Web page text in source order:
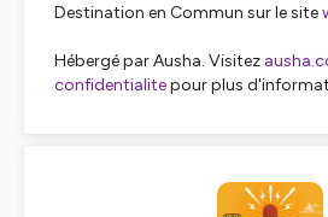
Destination en Commun sur le site
Hébergé par Ausha. Visitez
confidentialitepour plus